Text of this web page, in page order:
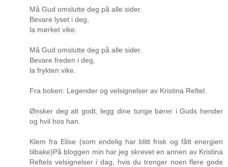
Må Gud omslutte deg på alle sider.
Bevare lyset i deg,
la mørket vike.
Må Gud omslutte deg på alle sider.
Bevare freden i deg,
la frykten vike.
Fra boken: Legender og velsignelser av Kristina Reftel.
Ønsker deg alt godt, legg dine tunge bører i Guds hender
og hvil hos han.
Klem fra Elise (som endelig har blitt frisk og fått energien
tilbake)På bloggen min har jeg skrevet en annen av Kristina
Reftels velsignelser i dag, hvis du trenger noen flere gode